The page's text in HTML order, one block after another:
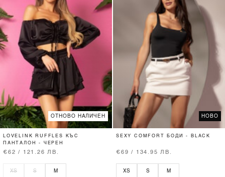
ОТНОВО НАЛИЧЕН
LOVELINK RUFFLES КЪС
ПАНТАЛОН - ЧЕРЕН
€62 / 121.26 ЛВ.
XS S M
НОВО
SEXY COMFORT БОДИ - BLACK
€69 / 134.95 ЛВ.
XS S M